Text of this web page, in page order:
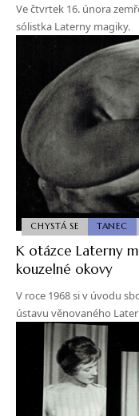
Ve čtvrtek 16. února
sólistka Laterny magiky.
CHYSTÁ SE TANEC
K otázce Laterny
kouzelné okovy
V roce 1968 si v úvodu
ústavu věnovaného